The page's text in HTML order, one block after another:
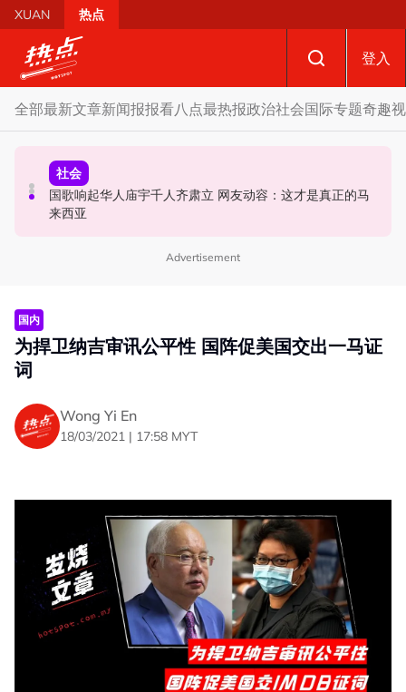
Skip to main content
XUAN 热点
登入
全部最新文章新闻报报看八点最热报政治社会国际专题奇趣
政治
马六甲州选 | 开放看待甲州选合作模式 国盟: 协商互换议席
没问题
社会
国歌响起华人庙宇千人齐肃立 网友动容：这才是真正的马
来西亚
政治
不点名调侃刘天球加入全民党 邓章钦：以为去当马华总会
长
Advertisement
国内
为捍卫纳吉审讯公平性 国阵促美国交出一马证
词
Wong Yi En
18/03/2021 | 17:58 MYT